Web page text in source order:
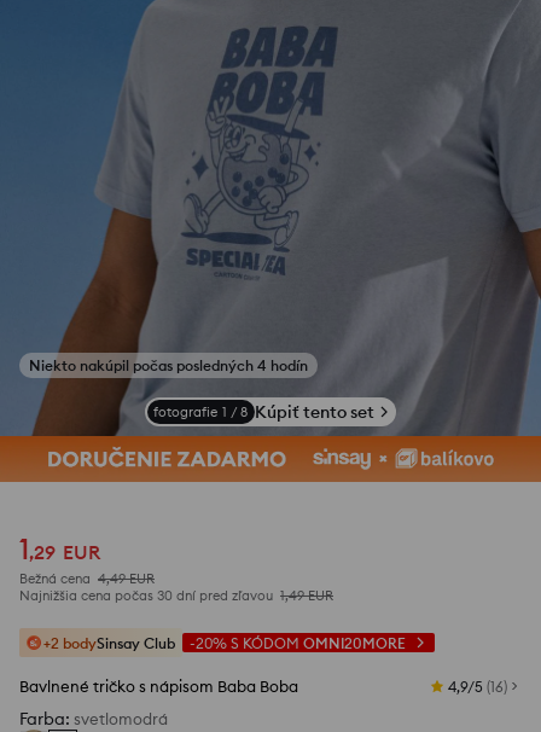
Niekto nakúpil počas posledných 4 hodín
fotografie 1 / 8 Kúpiť tento set
1,29 EUR
Bežná cena 4,49 EUR
Najnižšia cena počas 30 dní pred zľavou 1,49 EUR
+2 bodySinsay Club -20% S KÓDOM OMNI20MORE
Bavlnené tričko s nápisom Baba Boba 4,9/5 (16)
Farba: svetlomodrá